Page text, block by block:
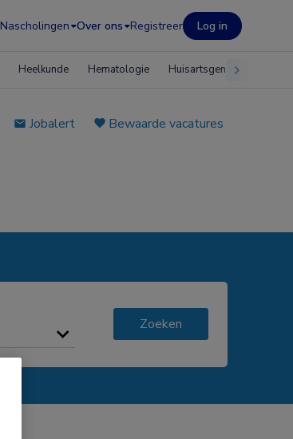
Nascholingen Over ons Registreer Log in
Heelkunde Hematologie Huisartsgeneeskunde
Jobalert
Bewaarde vacatures
Zoeken